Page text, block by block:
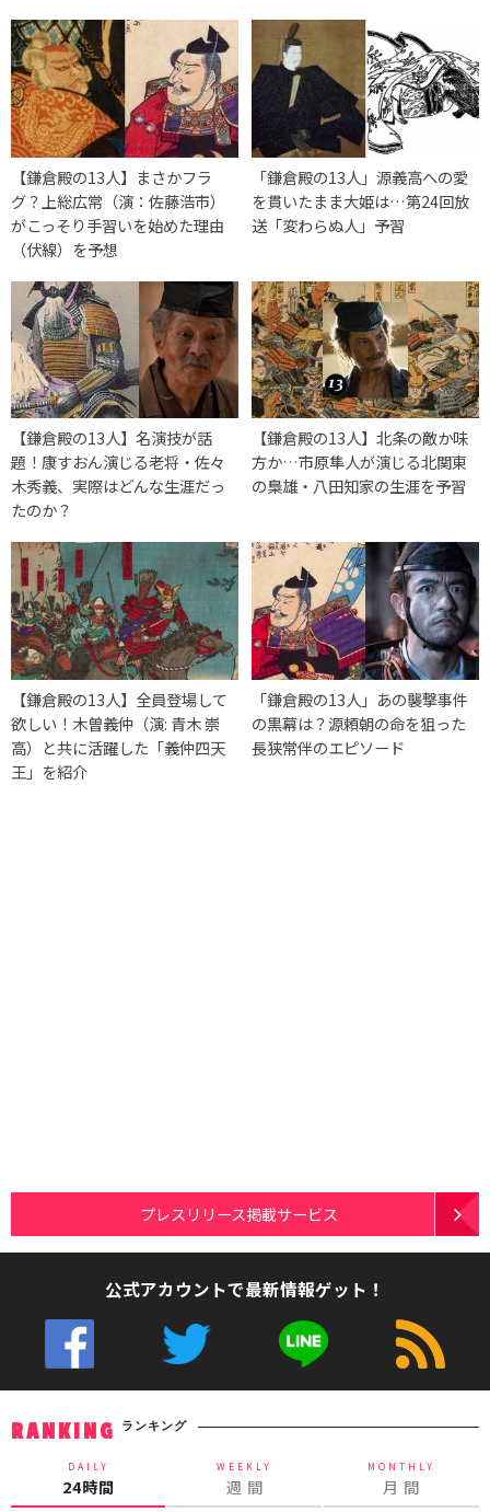
【鎌倉殿の13人】まさかフラ
グ？上総広常（演：佐藤浩市）
がこっそり手習いを始めた理由
（伏線）を予想
「鎌倉殿の13人」源義高への愛
を貫いたまま大姫は…第24回放
送「変わらぬ人」予習
【鎌倉殿の13人】名演技が話
題！康すおん演じる老将・佐々
木秀義、実際はどんな生涯だっ
たのか？
【鎌倉殿の13人】北条の敵か味
方か…市原隼人が演じる北関東
の梟雄・八田知家の生涯を予習
【鎌倉殿の13人】全員登場して
欲しい！木曽義仲（演: 青木 崇
高）と共に活躍した「義仲四天
王」を紹介
「鎌倉殿の13人」あの襲撃事件
の黒幕は？源頼朝の命を狙った
長狭常伴のエピソード
プレスリリース掲載サービス
公式アカウントで最新情報ゲット！
RANKING ランキング
DAILY
24時間
WEEKLY
週 間
MONTHLY
月 間